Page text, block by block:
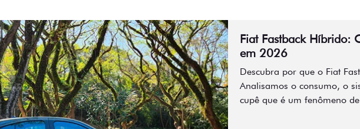
Fiat Fastback Híbrido:
em 2026
Descubra por que o Fiat
Analisamos o consumo, o
cupê que é um fenômeno